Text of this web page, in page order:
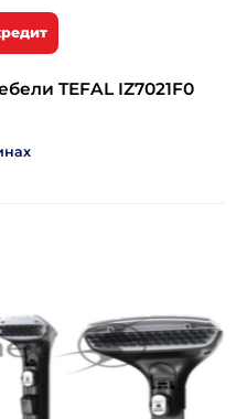
TEFAL IZ7021F0